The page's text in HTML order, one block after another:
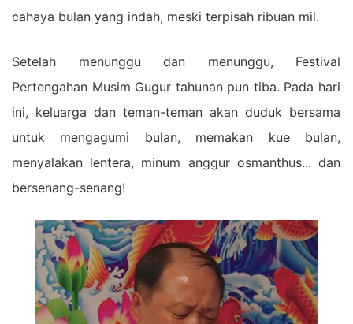
cahaya bulan yang indah, meski terpisah ribuan mil.
Setelah menunggu dan menunggu, Festival
Pertengahan Musim Gugur tahunan pun tiba. Pada hari
ini, keluarga dan teman-teman akan duduk bersama
untuk mengagumi bulan, memakan kue bulan,
menyalakan lentera, minum anggur osmanthus... dan
bersenang-senang!